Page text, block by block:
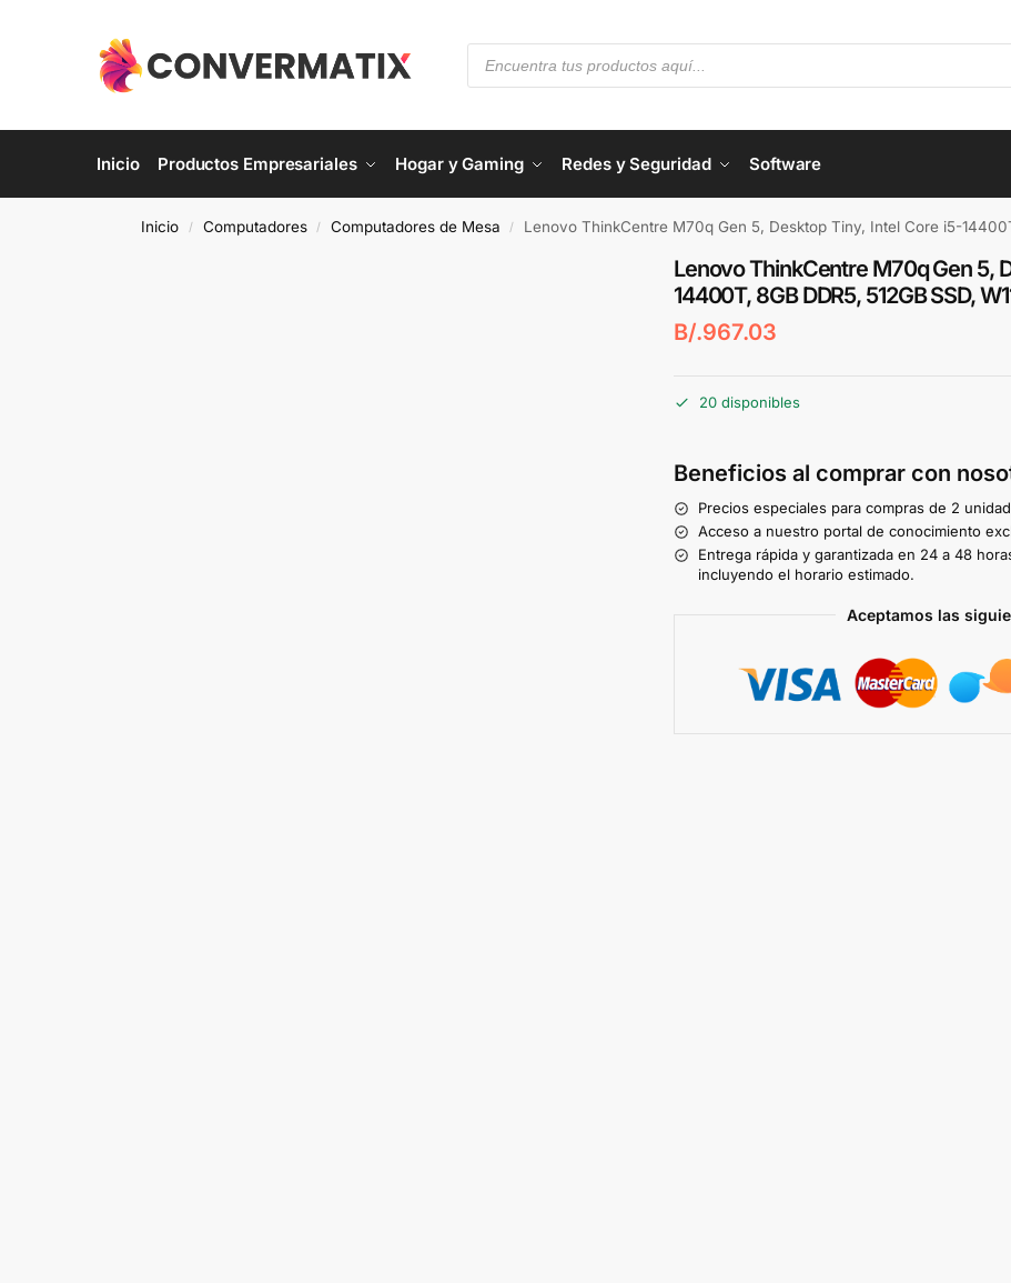
Inicio Productos Empresariales Hogar y Gaming Redes y Seguridad Software
Inicio / Computadores / Computadores de Mesa / Lenovo ThinkCentre M70q Gen 5, Desktop Tiny, Intel Core i5-14400T, 8GB
Lenovo ThinkCentre M70q Gen 5,
14400T, 8GB DDR5, 512GB SSD,
B/.967.03
20 disponibles
Beneficios al comprar con
Precios especiales para compras de 2
Acceso a nuestro portal de conocimiento
Entrega rápida y garantizada en 24 a 48
incluyendo el horario estimado.
Aceptamos las